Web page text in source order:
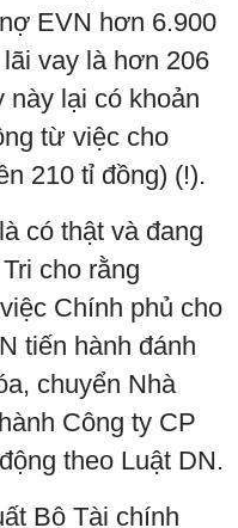
EVN hơn 6.900
vay là hơn 206
này lại có khoản
từ việc cho
210 tỉ đồng) (!).
có thật và đang
cho rằng
Chính phủ cho
tiến hành đánh
chuyển Nhà
Công ty CP
theo Luật DN.
Bộ Tài chính